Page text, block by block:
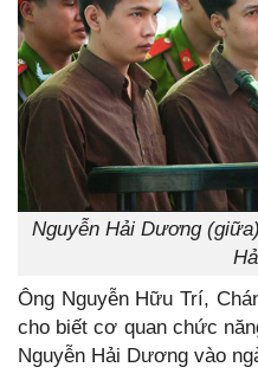
Nguyễn Hải Dương
Ông Nguyễn Hữu Trí,
cho biết cơ quan chức
Nguyễn Hải Dương vào